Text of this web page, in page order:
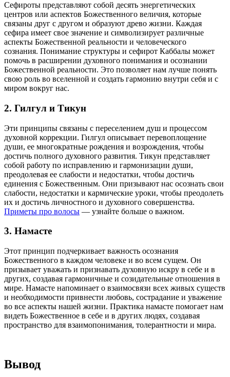
Сефироты представляют собой десять энергетических
центров или аспектов Божественного величия, которые
связаны друг с другом и образуют древо жизни. Каждая
сефира имеет свое значение и символизирует различные
аспекты Божественной реальности и человеческого
сознания. Понимание структуры и сефирот Каббалы может
помочь в расширении духовного понимания и осознании
Божественной реальности. Это позволяет нам лучше понять
свою роль во вселенной и создать гармонию внутри себя и с
миром вокруг нас.
2. Гилгул и Тикун
Эти принципы связаны с переселением душ и процессом
духовной коррекции. Гилгул описывает перевоплощение
души, ее многократные рождения и возрождения, чтобы
достичь полного духовного развития. Тикун представляет
собой работу по исправлению и гармонизации души,
преодолевая ее слабости и недостатки, чтобы достичь
единения с Божественным. Они призывают нас осознать свои
слабости, недостатки и кармические уроки, чтобы преодолеть
их и достичь личностного и духовного совершенства.
Приметы про волосы — узнайте больше о важном.
3. Намасте
Этот принцип подчеркивает важность осознания
Божественного в каждом человеке и во всем сущем. Он
призывает уважать и признавать духовную искру в себе и в
других, создавая гармоничные и созидательные отношения в
мире. Намасте напоминает о взаимосвязи всех живых существ
и необходимости привнести любовь, сострадание и уважение
во все аспекты нашей жизни. Практика намасте помогает нам
видеть Божественное в себе и в других людях, создавая
пространство для взаимопонимания, толерантности и мира.
Вывод